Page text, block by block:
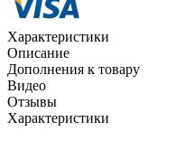
Характеристики
Описание
Дополнения к товару
Видео
Отзывы
Характеристики